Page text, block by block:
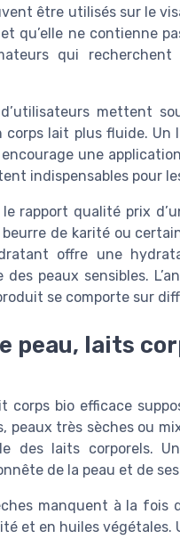
être utilisés sur le
qu’elle ne contienne
qui
mettent
corps lait plus fluide.
encourage une
indispensables pour
le rapport qualité prix
beurre de karité ou
offre une
des peaux sensibles.
se comporte sur
peau, laits
corps bio efficace
peaux très sèches ou
des laits corporels.
de la peau et de
manquent à la fois
et en huiles